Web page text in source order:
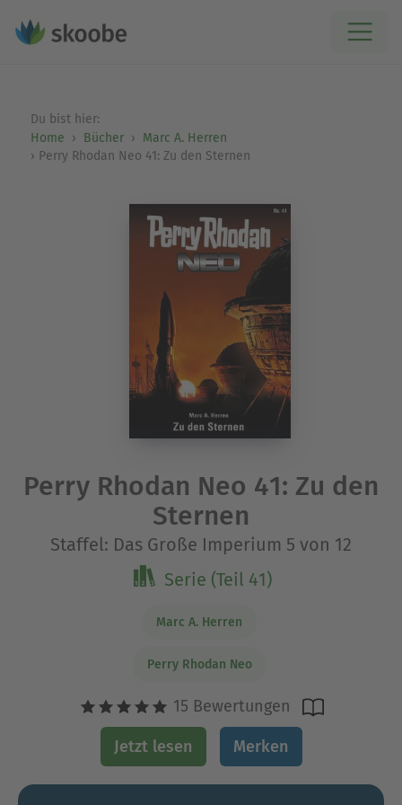
Du bist hier:
Home
Bücher
Marc A. Herren
Perry Rhodan Neo 41: Zu den Sternen
Perry Rhodan Neo 41: Zu den
Sternen
Staffel: Das Große Imperium 5 von 12
Serie (Teil 41)
Marc A. Herren
Perry Rhodan Neo
15 Bewertungen
Jetzt lesen Merken